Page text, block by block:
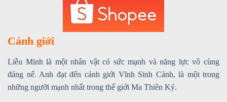
Cảnh giới
Liễu Minh là một nhân vật có sức mạnh và năng lực vô cùng
đáng nể. Anh đạt đến cảnh giới Vĩnh Sinh Cảnh, là một trong
những người mạnh nhất trong thế giới Ma Thiên Ký.